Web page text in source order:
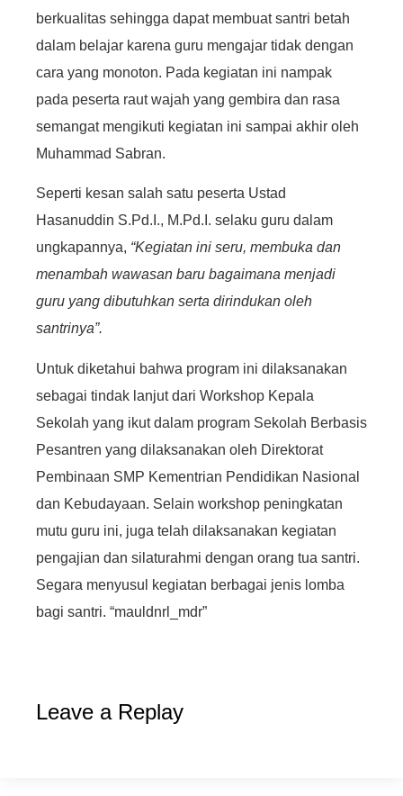
berkualitas sehingga dapat membuat santri betah
dalam belajar karena guru mengajar tidak dengan
cara yang monoton. Pada kegiatan ini nampak
pada peserta raut wajah yang gembira dan rasa
semangat mengikuti kegiatan ini sampai akhir oleh
Muhammad Sabran.
Seperti kesan salah satu peserta Ustad
Hasanuddin S.Pd.I., M.Pd.I. selaku guru dalam
ungkapannya, “Kegiatan ini seru, membuka dan
menambah wawasan baru bagaimana menjadi
guru yang dibutuhkan serta dirindukan oleh
santrinya”.
Untuk diketahui bahwa program ini dilaksanakan
sebagai tindak lanjut dari Workshop Kepala
Sekolah yang ikut dalam program Sekolah Berbasis
Pesantren yang dilaksanakan oleh Direktorat
Pembinaan SMP Kementrian Pendidikan Nasional
dan Kebudayaan. Selain workshop peningkatan
mutu guru ini, juga telah dilaksanakan kegiatan
pengajian dan silaturahmi dengan orang tua santri.
Segara menyusul kegiatan berbagai jenis lomba
bagi santri. “mauldnrl_mdr”
Leave a Replay